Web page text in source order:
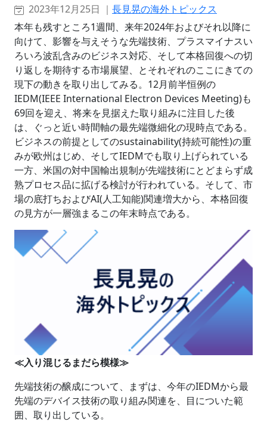
2023年12月25日 ｜ 長見晃の海外トピックス
本年も残すところ1週間、来年2024年およびそれ以降に
向けて、影響を与えそうな先端技術、プラスマイナスい
ろいろ波乱含みのビジネス対応、そして本格回復への切
り返しを期待する市場展望、とそれぞれのここにきての
現下の動きを取り出してみる。12月前半恒例の
IEDM(IEEE International Electron Devices Meeting)も
69回を迎え、将来を見据えた取り組みに注目した後
は、ぐっと近い時間軸の最先端微細化の現時点である。
ビジネスの前提としてのsustainability(持続可能性)の重
みが欧州はじめ、そしてIEDMでも取り上げられている
一方、米国の対中国輸出規制が先端技術にとどまらず成
熟プロセス品に拡げる検討が行われている。そして、市
場の底打ちおよびAI(人工知能)関連増大から、本格回復
の見方が一層強まるこの年末時点である。
≪入り混じるまだら模様≫
先端技術の醸成について、まずは、今年のIEDMから最
先端のデバイス技術の取り組み関連を、目についた範
囲、取り出している。